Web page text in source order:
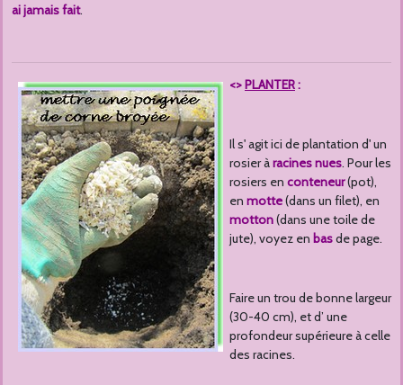
ai jamais fait.
<>PLANTER:
Il s' agit ici de plantation d' un
rosier àracines nues. Pour les
rosiers en conteneur(pot),
en motte(dans un filet), en
motton(dans une toile de
jute), voyez en basde page.
Faire un trou de bonne largeur
(30-40 cm), et d’ une
profondeur supérieure à celle
des racines.